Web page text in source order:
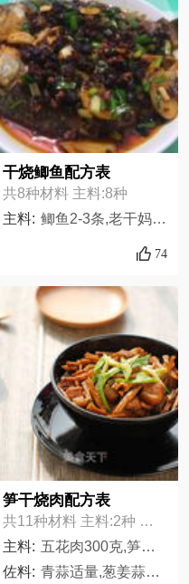
干烧鲫鱼配方表
共8种材料 主料:8种
主料: 鲫鱼2-3条,老干妈豆鼓1/3~1/2瓶,姜几片,花椒1小把,蒜4~5瓣,盐2-3小勺,葱适量,淀粉适量,
74
笋干烧肉配方表
共11种材料 主料:2种 佐料:9种
主料: 五花肉300克,笋干250克,
佐料: 青蒜适量,葱姜蒜适量,糖适量,八角适量,干辣椒适量,酱油适量,桂皮适量,胡椒粉适量,油盐适量